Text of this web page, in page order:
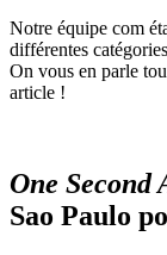
Notre équipe com
différentes
On vous en parle
article !
One Second
Sao Paulo